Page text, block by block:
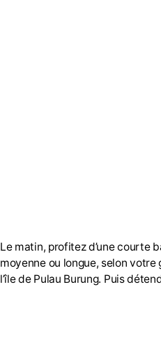
Le matin, profitez d’une courte
moyenne ou longue, selon votre
l’île de Pulau Burung. Puis